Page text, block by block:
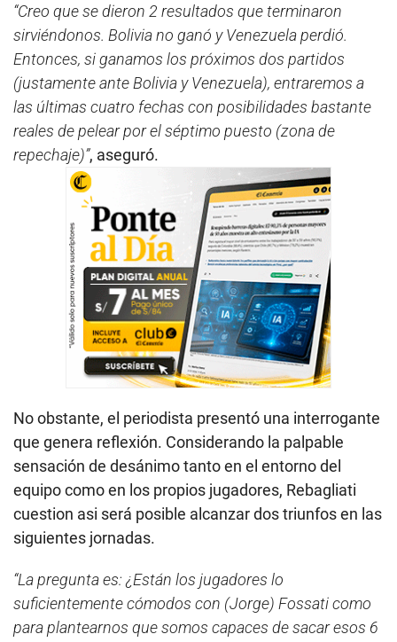
“Creo que se dieron 2 resultados que terminaron
sirviéndonos. Bolivia no ganó y Venezuela perdió.
Entonces, si ganamos los próximos dos partidos
(justamente ante Bolivia y Venezuela), entraremos a
las últimas cuatro fechas con posibilidades bastante
reales de pelear por el séptimo puesto (zona de
repechaje)”, aseguró.
No obstante, el periodista presentó una interrogante
que genera reflexión. Considerando la palpable
sensación de desánimo tanto en el entorno del
equipo como en los propios jugadores, Rebagliati
cuestion asi será posible alcanzar dos triunfos en las
siguientes jornadas.
“La pregunta es: ¿Están los jugadores lo
suficientemente cómodos con (Jorge) Fossati como
para plantearnos que somos capaces de sacar esos 6